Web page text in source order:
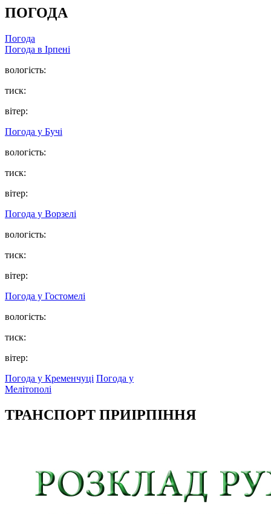
ПОГОДА
Погода
Погода в Ірпені
вологість:
тиск:
вітер:
Погода у Бучі
вологість:
тиск:
вітер:
Погода у Ворзелі
вологість:
тиск:
вітер:
Погода у Гостомелі
вологість:
тиск:
вітер:
Погода у Кременчуці Погода у
Мелітополі
ТРАНСПОРТ ПРИІРПІННЯ